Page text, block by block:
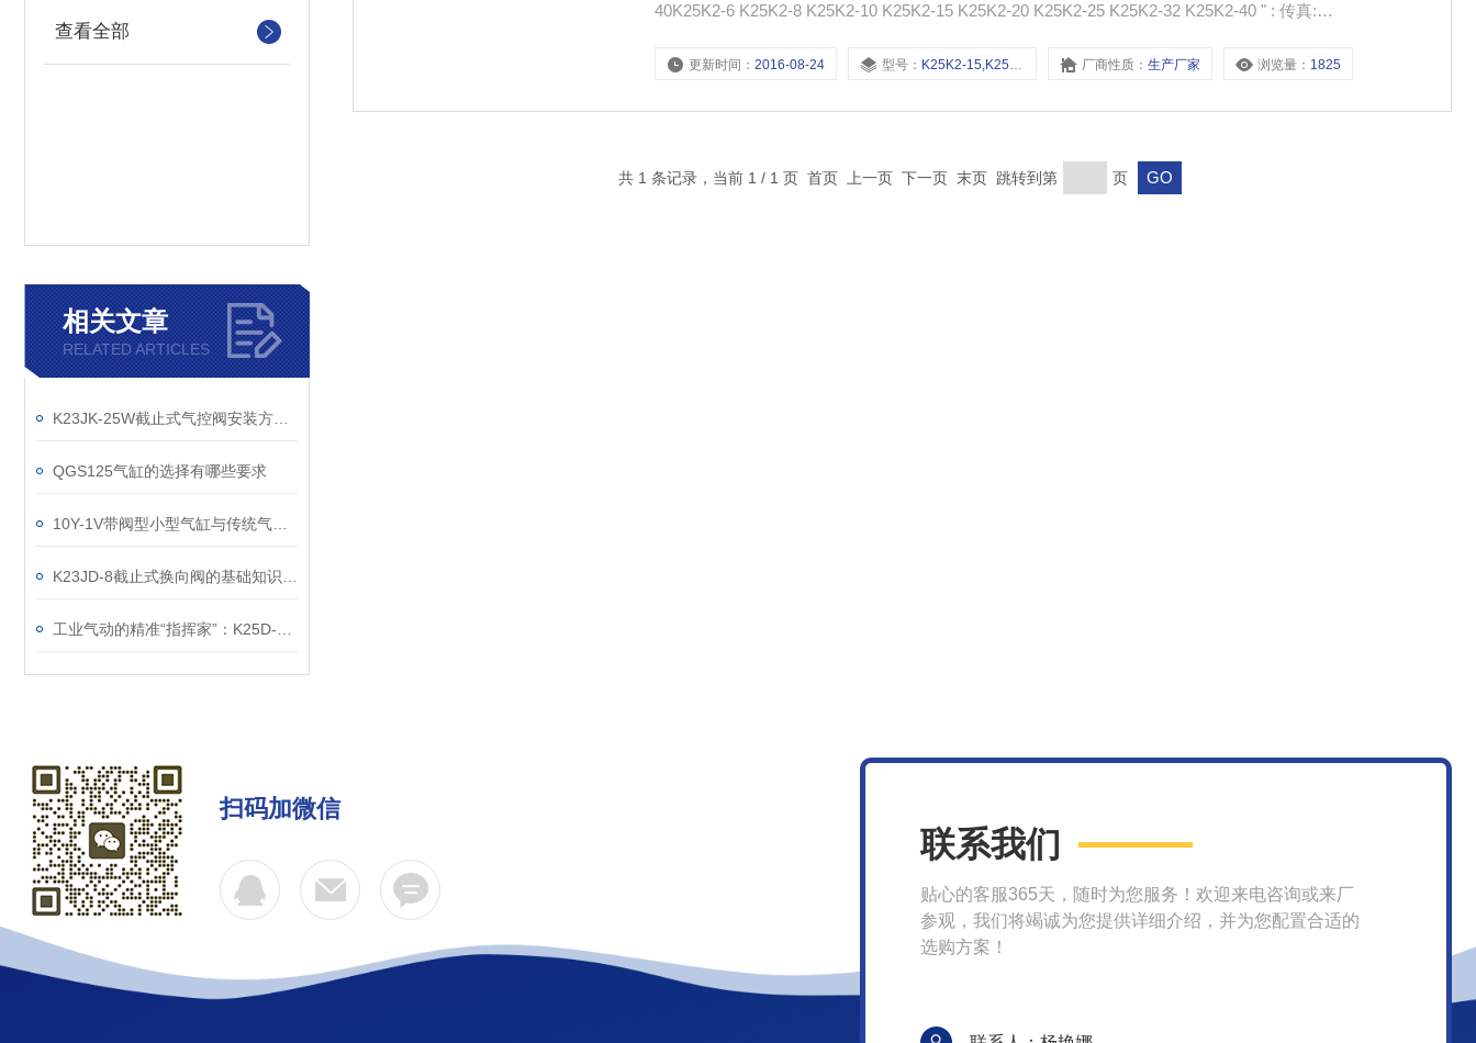
查看全部
相关文章
RELATED ARTICLES
QGS125气缸的选择有哪些要求
40K25K2-6 K25K2-8 K25K2-10 K25K2-15 K25K2-20 K25K2-25 K25K2-32 K25K2-40 " : 传真:
更新时间：2016-08-24 型号： K25K2-15,K25K2-10,K25K2-8,K25K2-6, 厂商性质：生产厂家 浏览量： 1825
共 1 条记录，当前 1 / 1 页 首页 上一页 下一页 末页 跳转到第 页
扫码加微信
联系我们
贴心的客服365天，随时为您服务！欢迎来电咨询或来厂
参观，我们将竭诚为您提供详细介绍，并为您配置合适的
选购方案！